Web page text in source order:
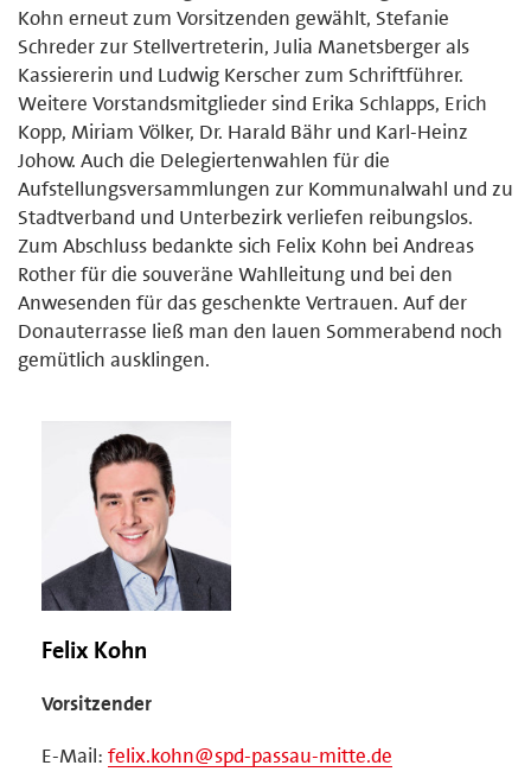
Kohn erneut zum Vorsitzenden gewählt, Stefanie
Schreder zur Stellvertreterin, Julia Manetsberger als
Kassiererin und Ludwig Kerscher zum Schriftführer.
Weitere Vorstandsmitglieder sind Erika Schlapps, Erich
Kopp, Miriam Völker, Dr. Harald Bähr und Karl-Heinz
Johow. Auch die Delegiertenwahlen für die
Aufstellungsversammlungen zur Kommunalwahl und zu
Stadtverband und Unterbezirk verliefen reibungslos.
Zum Abschluss bedankte sich Felix Kohn bei Andreas
Rother für die souveräne Wahlleitung und bei den
Anwesenden für das geschenkte Vertrauen. Auf der
Donauterrasse ließ man den lauen Sommerabend noch
gemütlich ausklingen.
Felix Kohn
Vorsitzender
E-Mail: felix.kohn@spd-passau-mitte.de